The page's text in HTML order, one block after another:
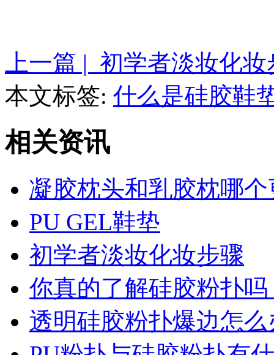
上一篇 | 初学者淡妆化妆
本文标签: 什么是硅胶鞋
相关资讯
凝胶枕头和乳胶枕哪
PU GEL鞋垫
初学者淡妆化妆步骤
你真的了解硅胶粉扑吗
透明硅胶粉扑爆边怎么